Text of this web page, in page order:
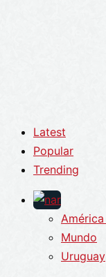
Latest
Popular
Trending
Mundo
Uruguay